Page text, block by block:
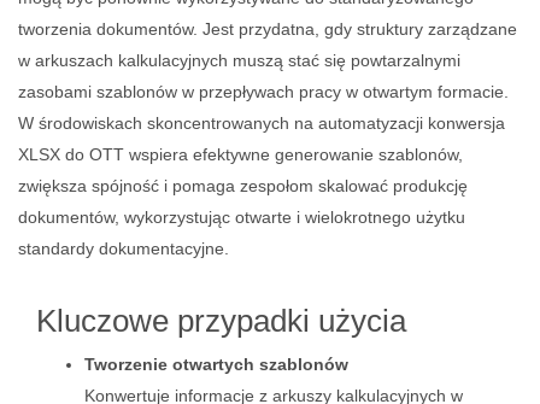
tworzenia dokumentów. Jest przydatna, gdy struktury zarządzane
w arkuszach kalkulacyjnych muszą stać się powtarzalnymi
zasobami szablonów w przepływach pracy w otwartym formacie.
W środowiskach skoncentrowanych na automatyzacji konwersja
XLSX do OTT wspiera efektywne generowanie szablonów,
zwiększa spójność i pomaga zespołom skalować produkcję
dokumentów, wykorzystując otwarte i wielokrotnego użytku
standardy dokumentacyjne.
Kluczowe przypadki użycia
Tworzenie otwartych szablonów
Konwertuje informacje z arkuszy kalkulacyjnych w